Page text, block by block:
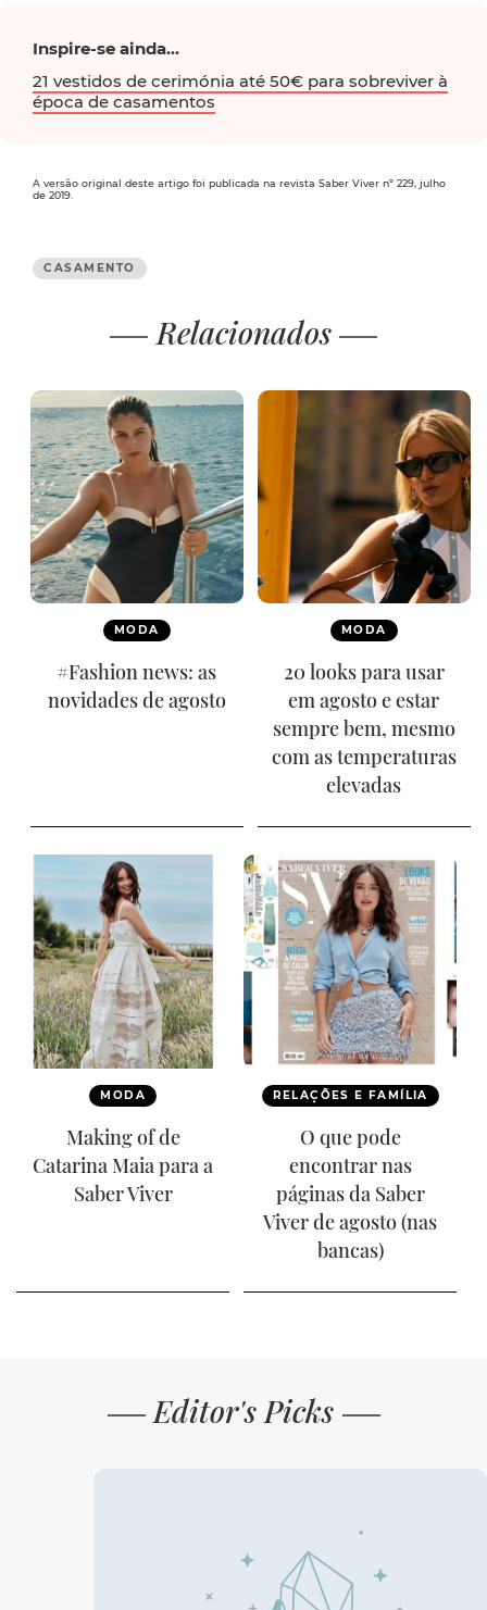
Inspire-se ainda...
21 vestidos de cerimónia até 50€ para sobreviver à
época de casamentos
A versão original deste artigo foi publicada na revista Saber Viver nº 229, julho
de 2019.
CASAMENTO
Relacionados
MODA
#Fashion news: as
novidades de agosto
MODA
20 looks para usar
em agosto e estar
sempre bem, mesmo
com as temperaturas
elevadas
MODA
Making of de
Catarina Maia para a
Saber Viver
RELAÇÕES E FAMÍLIA
O que pode
encontrar nas
páginas da Saber
Viver de agosto (nas
bancas)
Editor's Picks